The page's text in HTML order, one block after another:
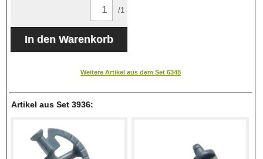
/1
Weitere Artikel aus dem Set 6348
Artikel aus Set 3936: